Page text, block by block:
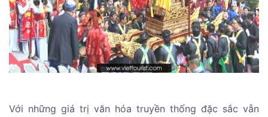
Với những giá trị văn hóa truyền thống đặc sắc vẫn